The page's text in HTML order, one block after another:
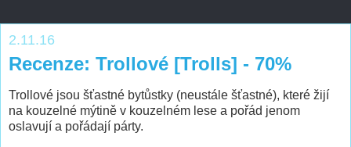
2.11.16
Recenze: Trollové [Trolls] - 70%
Trollové jsou šťastné bytůstky (neustále šťastné), které žijí
na kouzelné mýtině v kouzelném lese a pořád jenom
oslavují a pořádají párty.